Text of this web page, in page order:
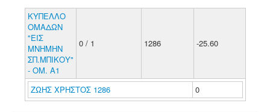
ΚΥΠΕΛΛΟ
ΟΜΑΔΩΝ
"ΕΙΣ
ΜΝΗΜΗΝ
ΣΠ.ΜΠΙΚΟΥ"
- ΟΜ. Α1
0 / 1 1286 -25.60
ΖΩΗΣ ΧΡΗΣΤΟΣ 1286 0